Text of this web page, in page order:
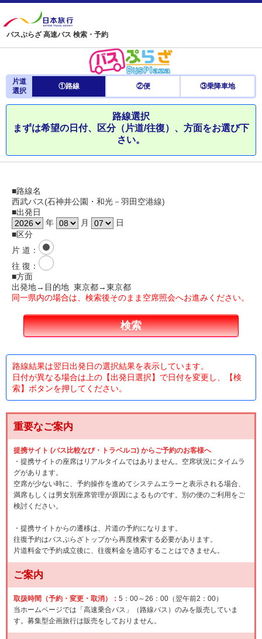
バスぷらざ 高速バス 検索・予約
片道
選択
①路線 ②便 ③乗降車地
路線選択
まずは希望の日付、区分（片道/往復）、方面をお選び下
さい。
■路線名
西武バス(石神井公園・和光－羽田空港線)
■出発日
年
月
日
■区分
片 道 ：
往 復 ：
■方面
出発地→目的地 東京都→東京都
同一県内の場合は、検索後そのまま空席照会へお進みください。
路線結果は翌日出発日の選択結果を表示しています。
日付が異なる場合は上の【出発日選択】で日付を変更し、【検
索】ボタンを押してください。
重要なご案内
提携サイト (バス比較なび・トラベルコ) からご予約のお客様へ
・提携サイトの座席はリアルタイムではありません。空席状況にタイムラ
グがあります。
空席が少ない時に、予約操作を進めてシステムエラーと表示される場合、
満席もしくは男女別座席管理が原因によるものです。別の便のご利用をご
検討ください。
・提携サイトからの遷移は、片道の予約になります。
往復予約はバスぷらざトップから再度検索する必要があります。
片道料金で予約成立後に、往復料金を適応することはできません。
ご案内
取扱時間（予約・変更・取消）： 5：00～26：00（翌午前2：00）
当ホームページでは「高速乗合バス」（路線バス）のみを販売していま
す。募集型企画旅行は販売をしておりません。